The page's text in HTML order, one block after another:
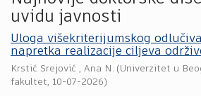
uvidu javnosti
Uloga višekriterijumskog
napretka realizacije ciljeva
Krstić Srejović , Ana N. (Univerzitet u
fakultet, 10-07-2026)